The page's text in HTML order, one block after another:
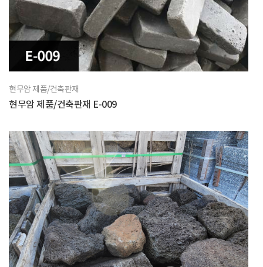
현무암 제품/건축판재
현무암 제품/건축판재 E-009